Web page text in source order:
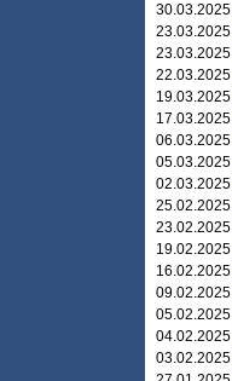
30.03.2025
23.03.2025
23.03.2025
22.03.2025
19.03.2025
17.03.2025
06.03.2025
05.03.2025
02.03.2025
25.02.2025
23.02.2025
19.02.2025
16.02.2025
09.02.2025
05.02.2025
04.02.2025
03.02.2025